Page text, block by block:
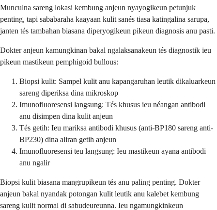
Munculna sareng lokasi kembung anjeun nyayogikeun petunjuk
penting, tapi sababaraha kaayaan kulit sanés tiasa katingalina sarupa,
janten tés tambahan biasana diperyogikeun pikeun diagnosis anu pasti.
Dokter anjeun kamungkinan bakal ngalaksanakeun tés diagnostik ieu
pikeun mastikeun pemphigoid bullous:
Biopsi kulit: Sampel kulit anu kapangaruhan leutik dikaluarkeun
sareng diperiksa dina mikroskop
Imunofluoresensi langsung: Tés khusus ieu néangan antibodi
anu disimpen dina kulit anjeun
Tés getih: Ieu mariksa antibodi khusus (anti-BP180 sareng anti-
BP230) dina aliran getih anjeun
Imunofluoresensi teu langsung: Ieu mastikeun ayana antibodi
anu ngalir
Biopsi kulit biasana mangrupikeun tés anu paling penting. Dokter
anjeun bakal nyandak potongan kulit leutik anu kalebet kembung
sareng kulit normal di sabudeureunna. Ieu ngamungkinkeun